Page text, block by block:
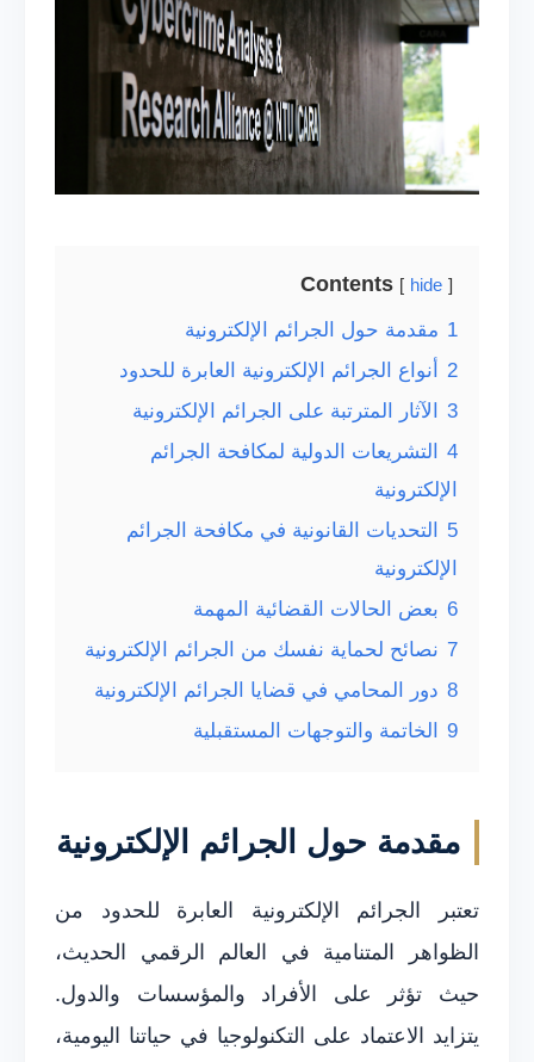
Contents hide
1 مقدمة حول الجرائم الإلكترونية
2
أنواع الجرائم الإلكترونية العابرة للحدود
3
الآثار المترتبة على الجرائم الإلكترونية
4
التشريعات الدولية لمكافحة الجرائم
الإلكترونية
5
التحديات القانونية في مكافحة الجرائم
الإلكترونية
6 بعض الحالات القضائية المهمة
7 نصائح لحماية نفسك من الجرائم الإلكترونية
8 دور المحامي في قضايا الجرائم الإلكترونية
9
الخاتمة والتوجهات المستقبلية
مقدمة حول الجرائم الإلكترونية
تعتبر الجرائم الإلكترونية العابرة للحدود من
الظواهر المتنامية في العالم الرقمي الحديث،
حيث تؤثر على الأفراد والمؤسسات والدول.
يتزايد الاعتماد على التكنولوجيا في حياتنا اليومية،